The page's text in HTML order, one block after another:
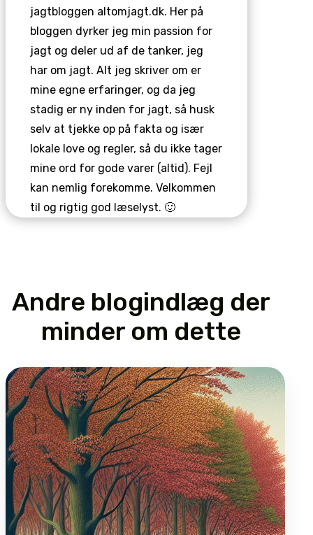
jagtbloggen altomjagt.dk. Her på
bloggen dyrker jeg min passion for
jagt og deler ud af de tanker, jeg
har om jagt. Alt jeg skriver om er
mine egne erfaringer, og da jeg
stadig er ny inden for jagt, så husk
selv at tjekke op på fakta og især
lokale love og regler, så du ikke tager
mine ord for gode varer (altid). Fejl
kan nemlig forekomme. Velkommen
til og rigtig god læselyst. 🙂
Andre blogindlæg der
minder om dette